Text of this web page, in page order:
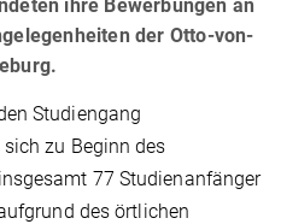
ihre Bewerbungen an
der Otto-von-
Studiengang
zu Beginn des
77 Studienanfänger
des örtlichen